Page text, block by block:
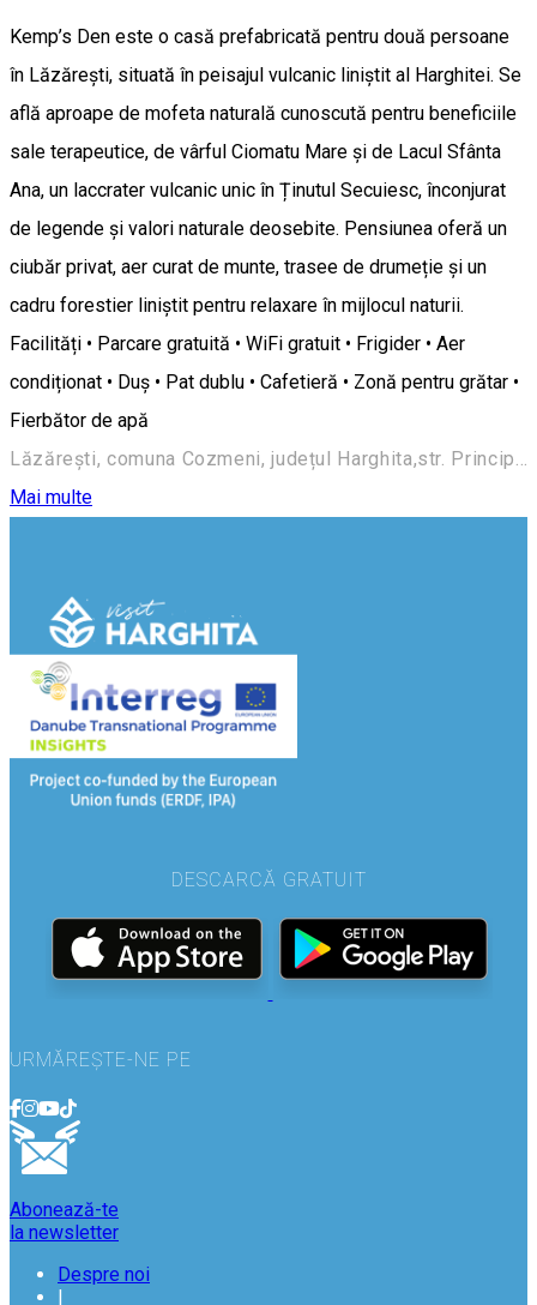
Kemp’s Den este o casă prefabricată pentru două persoane
în Lăzărești, situată în peisajul vulcanic liniștit al Harghitei. Se
află aproape de mofeta naturală cunoscută pentru beneficiile
sale terapeutice, de vârful Ciomatu Mare și de Lacul Sfânta
Ana, un laccrater vulcanic unic în Ținutul Secuiesc, înconjurat
de legende și valori naturale deosebite. Pensiunea oferă un
ciubăr privat, aer curat de munte, trasee de drumeție și un
cadru forestier liniștit pentru relaxare în mijlocul naturii.
Facilități • Parcare gratuită • WiFi gratuit • Frigider • Aer
condiționat • Duș • Pat dublu • Cafetieră • Zonă pentru grătar •
Fierbător de apă
Mai multe
DESCARCĂ GRATUIT
URMĂREȘTE-NE PE
Abonează-te
la newsletter
Despre noi
|